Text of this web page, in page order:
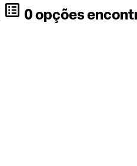
0 opções